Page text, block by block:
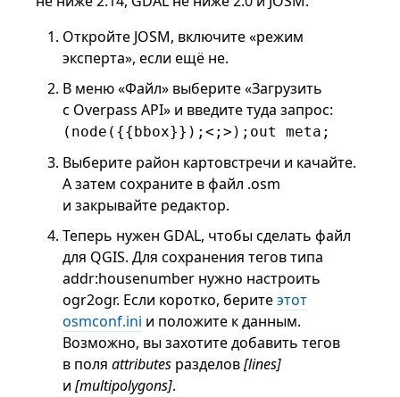
Откройте JOSM, включите «режим
эксперта», если ещё не.
В меню «Файл» выберите «Загрузить
с Overpass API» и введите туда запрос:
(node({{bbox}});<;>);out meta;
Выберите район картовстречи и качайте.
А затем сохраните в файл .osm
и закрывайте редактор.
Теперь нужен GDAL, чтобы сделать файл
для QGIS. Для сохранения тегов типа
addr:housenumber нужно настроить
ogr2ogr. Если коротко, беритеэтот
osmconf.ini и положите к данным.
Возможно, вы захотите добавить тегов
в поля attributesразделов[lines]
и [multipolygons].